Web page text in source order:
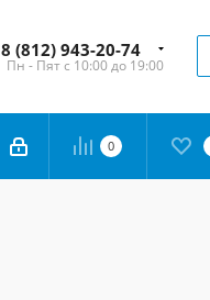
8 (812) 943-20-74
Пн - Пят с 10:00 до 19:00
0